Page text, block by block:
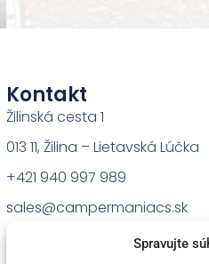
Spravujte
Kontakt
Žilinská cesta 1
013 11, Žilina – Lietavská Lúčka
+421 940 997 989
sales@campermaniacs.sk